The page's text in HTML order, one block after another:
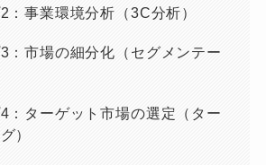
：事業環境分析（3C分析）
：市場の細分化（セグメンテー
：ターゲット市場の選定（ター
）